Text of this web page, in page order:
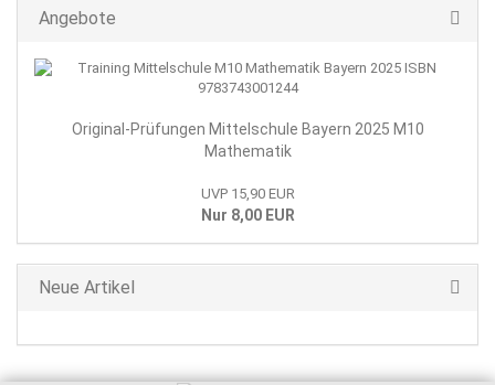
Angebote
Original-Prüfungen Mittelschule Bayern 2025 M10
Mathematik
UVP 15,90 EUR
Nur 8,00 EUR
Neue Artikel